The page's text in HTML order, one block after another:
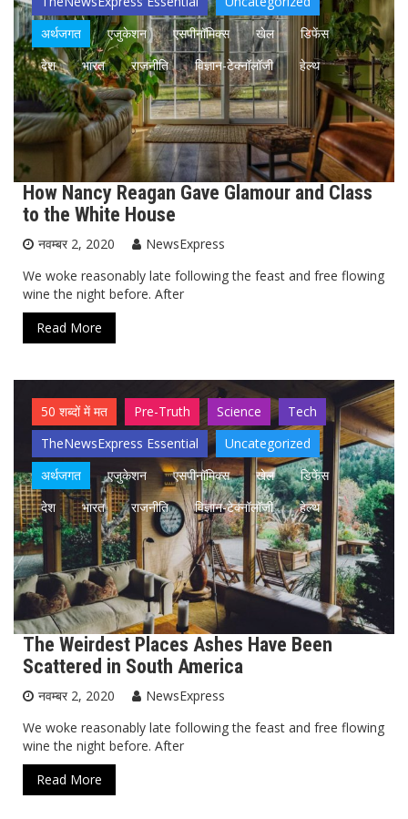
अर्थजगत
एजुकेशन एसपीनॉमिक्स खेल
डिफेंस
देश
भारत राजनीति विज्ञान-टेक्नॉलॉजी हेल्थ
How Nancy Reagan Gave Glamour and Class
to the White House
नवम्बर 2, 2020
NewsExpress
We woke reasonably late following the feast and free flowing
wine the night before. After
Read More
50 शब्दों में मत Pre-Truth Science
Tech
TheNewsExpress Essential
Uncategorized
अर्थजगत
एजुकेशन एसपीनॉमिक्स खेल
डिफेंस
देश
भारत राजनीति विज्ञान-टेक्नॉलॉजी हेल्थ
The Weirdest Places Ashes Have Been
Scattered in South America
नवम्बर 2, 2020
NewsExpress
We woke reasonably late following the feast and free flowing
wine the night before. After
Read More